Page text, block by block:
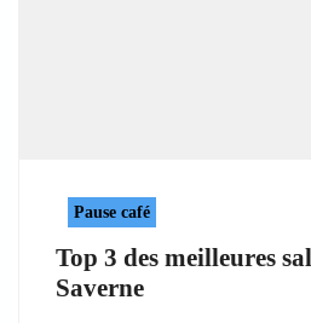
Pause café
Top 3 des meilleures
Saverne